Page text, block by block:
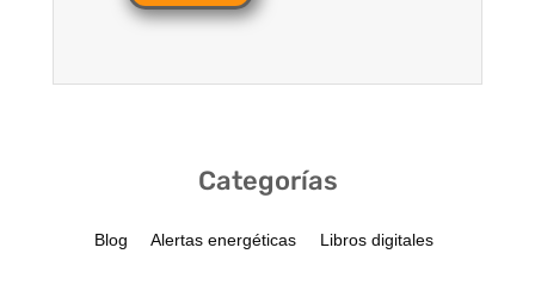
Categorías
Blog Alertas energéticas Libros digitales